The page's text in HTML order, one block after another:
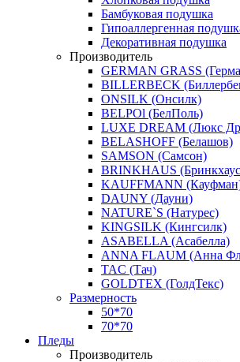
Бамбуковая подушка
Гипоаллергенная
Декоративная подушка
Производитель
GERMAN GRASS
BILLERBECK
ONSILK (Онсилк)
BELPOl (БелПоль)
LUXE DREAM (Люкс
BELASHOFF (Белашов)
SAMSON (Самсон)
BRINKHAUS
KAUFFMANN
DAUNY (Дауни)
NATURE`S (Натурес)
KINGSILK (Кингсилк)
ASABELLA (Асабелла)
ANNA FLAUM (Анна
TAC (Тач)
GOLDTEX (ГолдТекс)
Размерность
50*70
70*70
Пледы
Производитель